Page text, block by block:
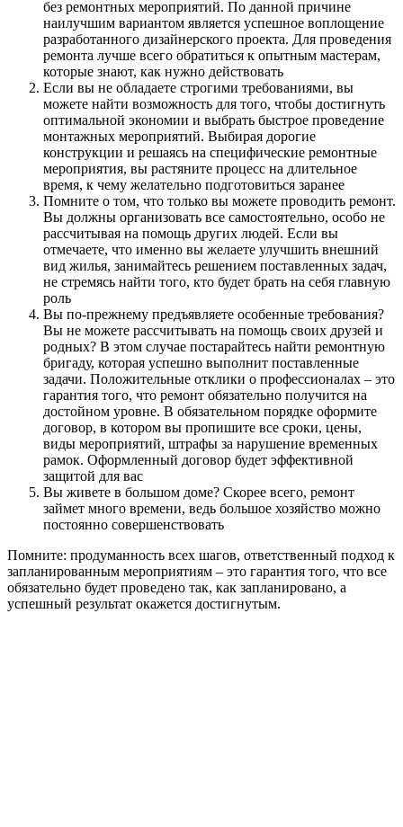
без ремонтных мероприятий. По данной причине
наилучшим вариантом является успешное воплощение
разработанного дизайнерского проекта. Для проведения
ремонта лучше всего обратиться к опытным мастерам,
которые знают, как нужно действовать
Если вы не обладаете строгими требованиями, вы
можете найти возможность для того, чтобы достигнуть
оптимальной экономии и выбрать быстрое проведение
монтажных мероприятий. Выбирая дорогие
конструкции и решаясь на специфические ремонтные
мероприятия, вы растяните процесс на длительное
время, к чему желательно подготовиться заранее
Помните о том, что только вы можете проводить ремонт.
Вы должны организовать все самостоятельно, особо не
рассчитывая на помощь других людей. Если вы
отмечаете, что именно вы желаете улучшить внешний
вид жилья, занимайтесь решением поставленных задач,
не стремясь найти того, кто будет брать на себя главную
роль
Вы по-прежнему предъявляете особенные требования?
Вы не можете рассчитывать на помощь своих друзей и
родных? В этом случае постарайтесь найти ремонтную
бригаду, которая успешно выполнит поставленные
задачи. Положительные отклики о профессионалах – это
гарантия того, что ремонт обязательно получится на
достойном уровне. В обязательном порядке оформите
договор, в котором вы пропишите все сроки, цены,
виды мероприятий, штрафы за нарушение временных
рамок. Оформленный договор будет эффективной
защитой для вас
Вы живете в большом доме? Скорее всего, ремонт
займет много времени, ведь большое хозяйство можно
постоянно совершенствовать
Помните: продуманность всех шагов, ответственный подход к
запланированным мероприятиям – это гарантия того, что все
обязательно будет проведено так, как запланировано, а
успешный результат окажется достигнутым.